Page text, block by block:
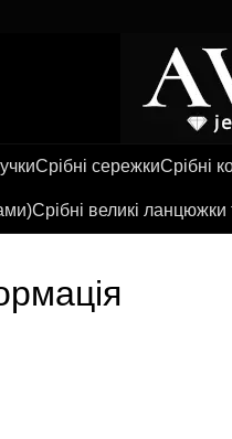
Срібні сережкиСрібні
Срібні великі